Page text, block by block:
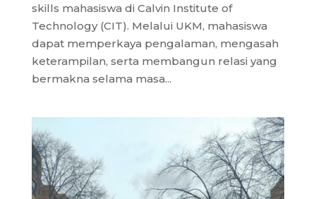
skills mahasiswa di Calvin Institute of
Technology (CIT). Melalui UKM, mahasiswa
dapat memperkaya pengalaman, mengasah
keterampilan, serta membangun relasi yang
bermakna selama masa...